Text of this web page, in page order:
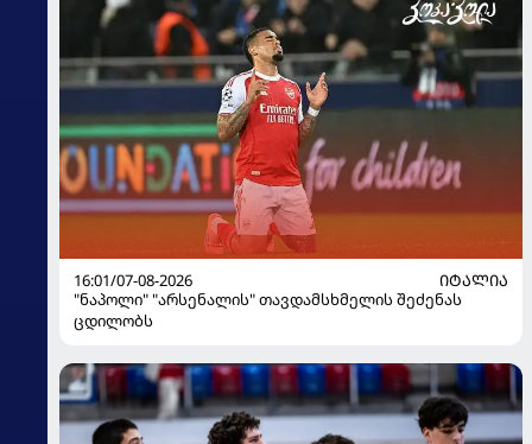
16:01/07-08-2026
ᲘᲢᲐᲚᲘᲐ
"ნაპოლი" "არსენალის" თავდამსხმელის შეძენას
ცდილობს